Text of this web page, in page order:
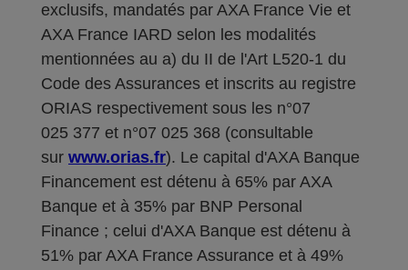
exclusifs, mandatés par AXA France Vie et
AXA France IARD selon les modalités
mentionnées au a) du II de l'Art L520-1 du
Code des Assurances et inscrits au registre
ORIAS respectivement sous les n°07
025 377 et n°07 025 368 (consultable
sur www.orias.fr). Le capital d'AXA Banque
Financement est détenu à 65% par AXA
Banque et à 35% par BNP Personal
Finance ; celui d'AXA Banque est détenu à
51% par AXA France Assurance et à 49%